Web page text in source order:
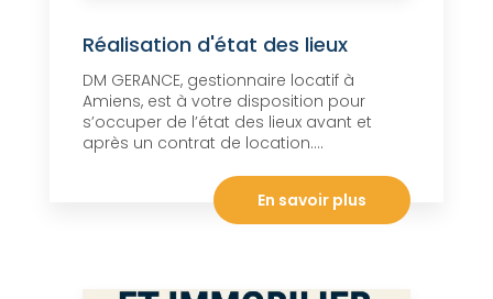
Réalisation d'état des lieux
DM GERANCE, gestionnaire locatif à
Amiens, est à votre disposition pour
s’occuper de l’état des lieux avant et
après un contrat de location....
En savoir plus